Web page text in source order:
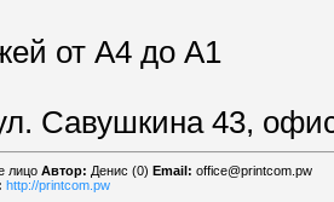
от А4 до А1
Савушкина 43,
лицо Автор: Денис (0) Email: office@printcom.pw
http://printcom.pw